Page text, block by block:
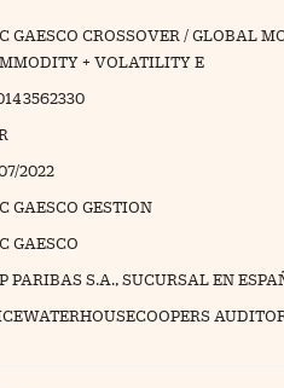
GAESCO CROSSOVER / GLOBAL
+ VOLATILITY E
2022
GAESCO GESTION
GAESCO
PARIBAS S.A., SUCURSAL EN